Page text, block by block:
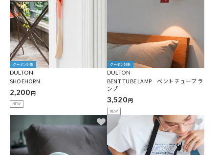
クーポン対象
DULTON
SHOEHORN
2,200円
NEW
クーポン対象
DULTON
BENT TUBE LAMP ベント チューブ ラ
ンプ
3,520円
NEW